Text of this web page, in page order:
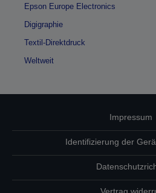
Epson Europe Electronics
Digigraphie
Textil-Direktdruck
Weltweit
Impressum
Identifizierung der